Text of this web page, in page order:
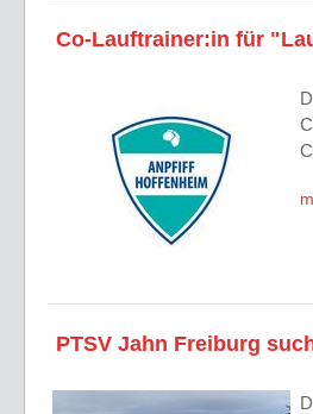
Co-Lauftrainer:in für
PTSV Jahn Freiburg